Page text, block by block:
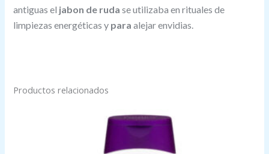
antiguas el jabon de ruda se utilizaba en rituales de
limpiezas energéticas y para alejar envidias.
Productos relacionados